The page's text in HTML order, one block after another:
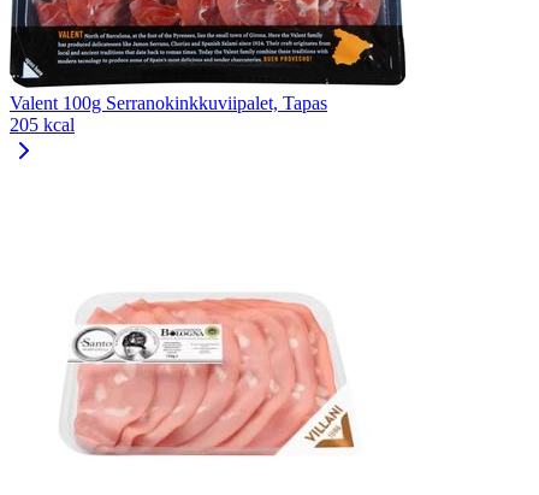
Valent 100g Serranokinkkuviipalet, Tapas
205 kcal